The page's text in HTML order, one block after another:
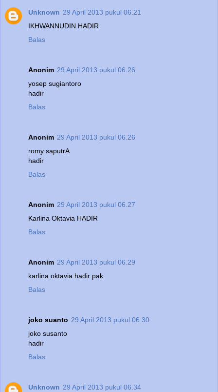
Unknown 29 April 2013 pukul 06.21
IKHWANNUDIN HADIR
Balas
Anonim 29 April 2013 pukul 06.26
yosep sugiantoro
hadir
Balas
Anonim 29 April 2013 pukul 06.26
romy saputrA
hadir
Balas
Anonim 29 April 2013 pukul 06.27
Karlina Oktavia HADIR
Balas
Anonim 29 April 2013 pukul 06.29
karlina oktavia hadir pak
Balas
joko suanto 29 April 2013 pukul 06.30
joko susanto
hadir
Balas
Unknown 29 April 2013 pukul 06.34